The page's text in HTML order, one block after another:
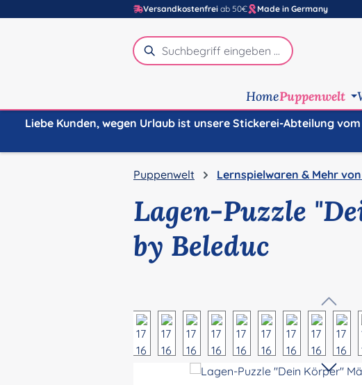
Hauptinhalt springen
Zur Suche springen
Zur Hauptnavigation springen
Versandkostenfrei ab 50€ Made in Germany
HomePuppenwelt
Liebe Kunden, wegen Urlaub ist unsere Stickerei-Abteilung
Puppenwelt Lernspielwaren & Mehr
Lagen-Puzzle
by Beleduc